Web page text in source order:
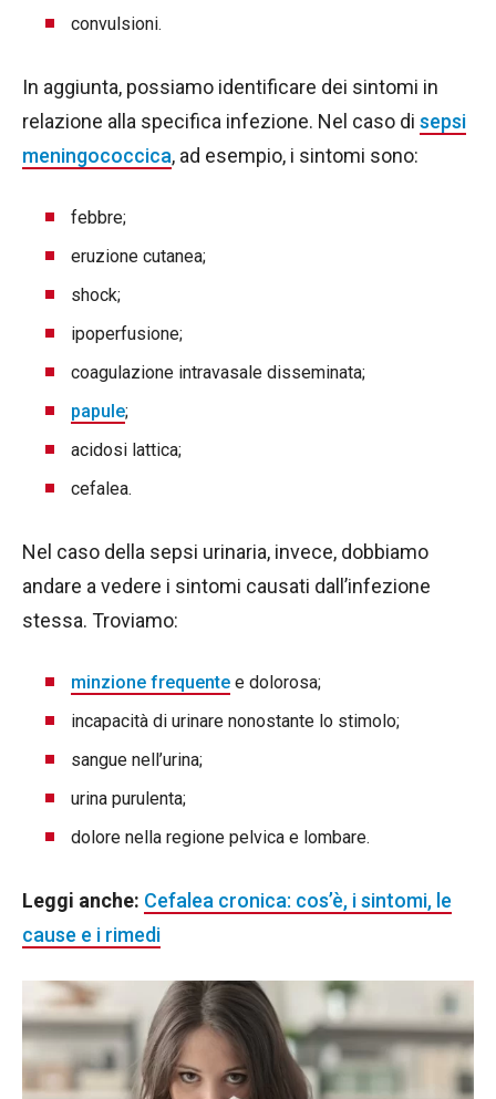
convulsioni.
In aggiunta, possiamo identificare dei sintomi in
relazione alla specifica infezione. Nel caso di sepsi
meningococcica, ad esempio, i sintomi sono:
febbre;
eruzione cutanea;
shock;
ipoperfusione;
coagulazione intravasale disseminata;
papule;
acidosi lattica;
cefalea.
Nel caso della sepsi urinaria, invece, dobbiamo
andare a vedere i sintomi causati dall’infezione
stessa. Troviamo:
minzione frequente e dolorosa;
incapacità di urinare nonostante lo stimolo;
sangue nell’urina;
urina purulenta;
dolore nella regione pelvica e lombare.
Leggi anche: Cefalea cronica: cos’è, i sintomi, le
cause e i rimedi